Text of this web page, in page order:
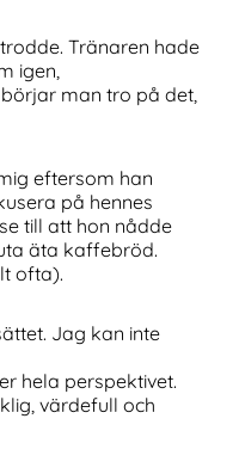
Tränaren hade
igen,
man tro på det,
eftersom han
på hennes
till att hon nådde
äta kaffebröd.
ofta).
Jag kan inte
hela perspektivet.
värdefull och